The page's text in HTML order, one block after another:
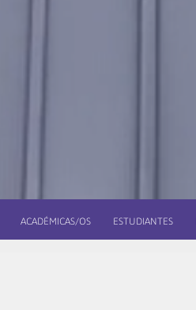
ACADÉMICAS/OS ESTUDIANTES